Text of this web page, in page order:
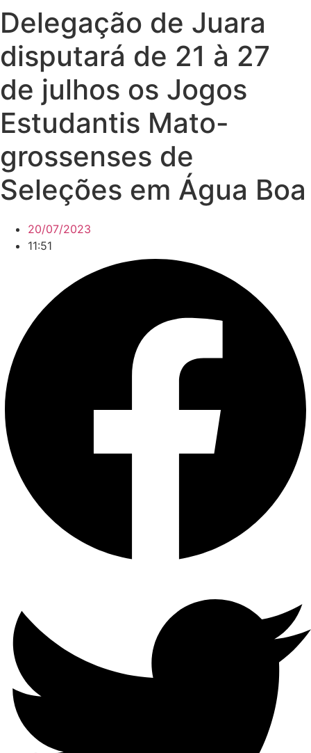
Delegação de Juara
disputará de 21 à 27
de julhos os Jogos
Estudantis Mato-
grossenses de
Seleções em Água Boa
20/07/2023
11:51